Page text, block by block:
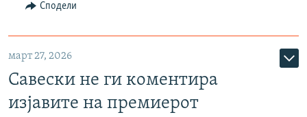
Сподели
март 27, 2026
Савески не ги коментира
изјавите на премиерот